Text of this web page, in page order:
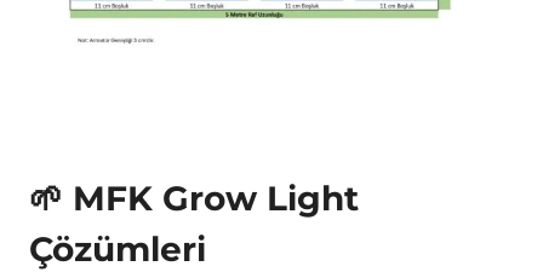
🌱 MFK Grow Light
Çözümleri